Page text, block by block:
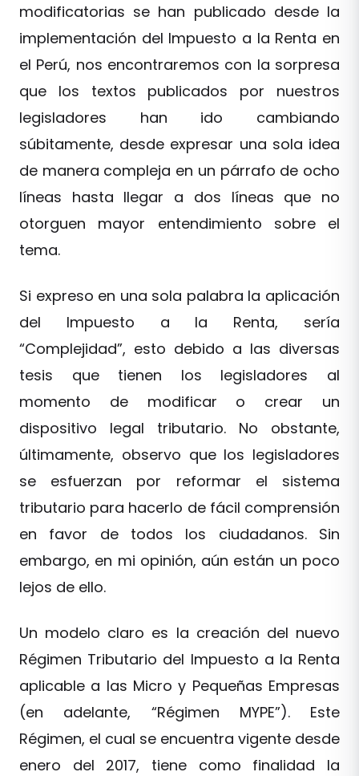
modificatorias se han publicado desde la
implementación del Impuesto a la Renta en
el Perú, nos encontraremos con la sorpresa
que los textos publicados por nuestros
legisladores han ido cambiando
súbitamente, desde expresar una sola idea
de manera compleja en un párrafo de ocho
líneas hasta llegar a dos líneas que no
otorguen mayor entendimiento sobre el
tema.
Si expreso en una sola palabra la aplicación
del Impuesto a la Renta, sería
“Complejidad”, esto debido a las diversas
tesis que tienen los legisladores al
momento de modificar o crear un
dispositivo legal tributario. No obstante,
últimamente, observo que los legisladores
se esfuerzan por reformar el sistema
tributario para hacerlo de fácil comprensión
en favor de todos los ciudadanos. Sin
embargo, en mi opinión, aún están un poco
lejos de ello.
Un modelo claro es la creación del nuevo
Régimen Tributario del Impuesto a la Renta
aplicable a las Micro y Pequeñas Empresas
(en adelante, “Régimen MYPE”). Este
Régimen, el cual se encuentra vigente desde
enero del 2017, tiene como finalidad la